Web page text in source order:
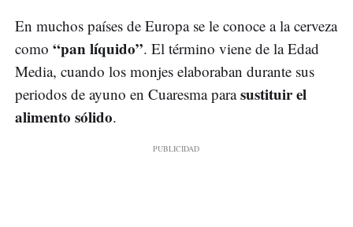
En muchos países de Europa se le conoce a la cerveza
como “pan líquido”. El término viene de la Edad
Media, cuando los monjes elaboraban durante sus
periodos de ayuno en Cuaresma parasustituir el
alimento sólido.